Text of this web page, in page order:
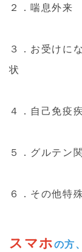
２．喘息外来
３．お受けに
状
４．自己免疫
５．グルテン
６．その他特
スマホの方